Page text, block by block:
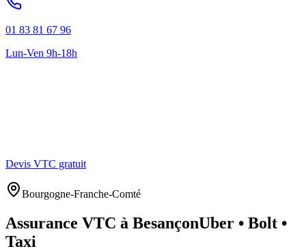
01 83 81 67 96
Lun-Ven 9h-18h
Devis VTC gratuit
Bourgogne-Franche-Comté
Assurance VTC à BesançonUber • Bolt •
Taxi